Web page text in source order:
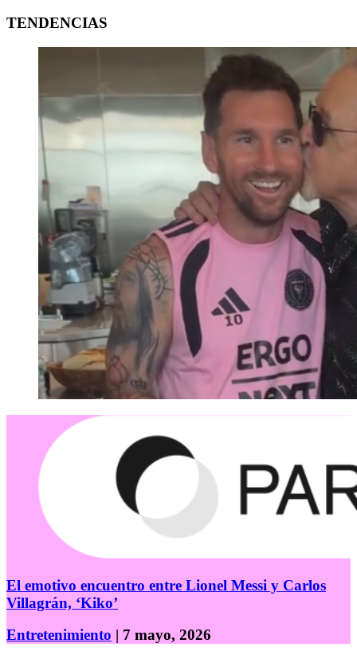
TENDENCIAS
El emotivo encuentro entre Lionel Messi y Carlos
Villagrán, ‘Kiko’
Entretenimiento | 7 mayo, 2026